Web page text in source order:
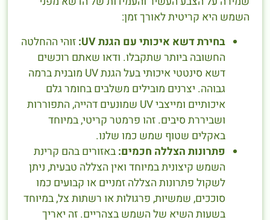
השמש היא קריטית לאורך זמן:
בחירת דשא איכותי עם הגנת UV:
זוהי ההחלטה
החשובה ביותר שתקבלו. ודאו שאתם רוכשים
דשא סינטטי איכותי בעל הגנת UV מובנית ברמה
גבוהה. יצרנים מובילים משלבים בחומר גלם
איכותיים ומייצבי UV שמונעים דהייה, התפוררות
ושביררת סיבים. זהו פרמטר קריטי, במיוחד
באקלים שטוף שמש כמו שלנו.
פתרונות הצללה חכמים: באזורים בהם קרינת
השמש קיצונית במיוחד ואין הצללה טבעית, ניתן
לשקול פתרונות הצללה זמניים או קבועים כמו
סוככים, שמשיות, פרגולות או רשתות צל, במיוחד
בשעות השיא של השמש בצהריים. זה יאריך